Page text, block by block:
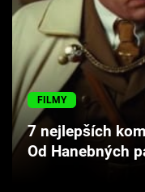
Seriály
Hry
Cool Esport
Pořady
FILMY
7 nejlepších
Od Hanebných